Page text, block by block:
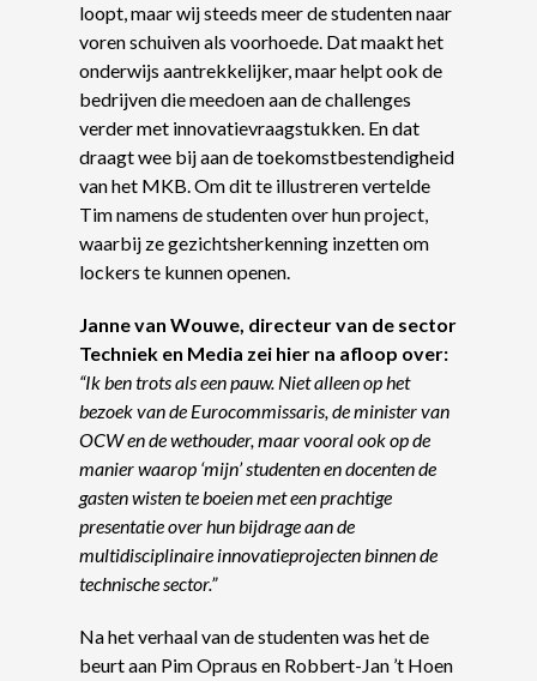
loopt, maar wij steeds meer de studenten naar
voren schuiven als voorhoede. Dat maakt het
onderwijs aantrekkelijker, maar helpt ook de
bedrijven die meedoen aan de challenges
verder met innovatievraagstukken. En dat
draagt wee bij aan de toekomstbestendigheid
van het MKB. Om dit te illustreren vertelde
Tim namens de studenten over hun project,
waarbij ze gezichtsherkenning inzetten om
lockers te kunnen openen.
Janne van Wouwe, directeur van de sector
Techniek en Media zei hier na afloop over:
“Ik ben trots als een pauw. Niet alleen op het
bezoek van de Eurocommissaris, de minister van
OCW en de wethouder, maar vooral ook op de
manier waarop ‘mijn’ studenten en docenten de
gasten wisten te boeien met een prachtige
presentatie over hun bijdrage aan de
multidisciplinaire innovatieprojecten binnen de
technische sector.”
Na het verhaal van de studenten was het de
beurt aan Pim Opraus en Robbert-Jan ’t Hoen